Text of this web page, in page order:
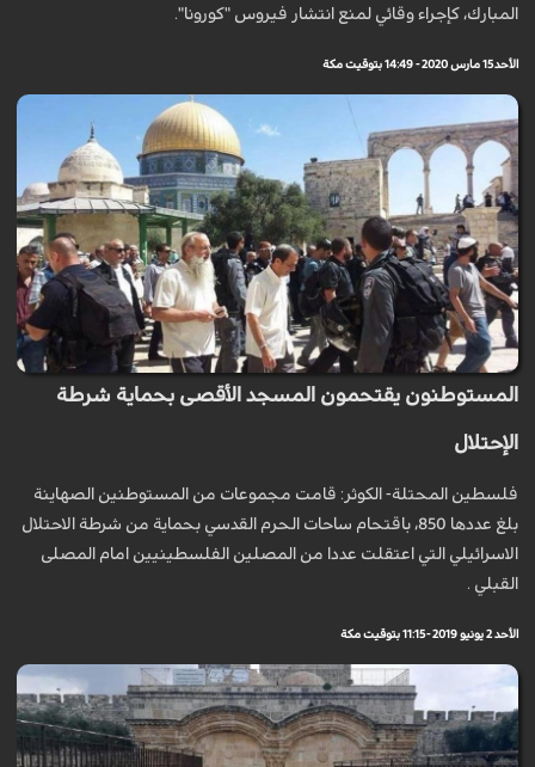
المبارك، كإجراء وقائي لمنع انتشار فيروس "كورونا".
الأحد 15 مارس 2020 - 14:49 بتوقيت مكة
المستوطنون يقتحمون المسجد الأقصى بحماية شرطة
الإحتلال
فلسطين المحتلة- الكوثر: قامت مجموعات من المستوطنين الصهاينة
بلغ عددها 850، باقتحام ساحات الحرم القدسي بحماية من شرطة الاحتلال
الاسرائيلي التي اعتقلت عددا من المصلين الفلسطينيين امام المصلى
القبلي .
الأحد 2 يونيو 2019 - 11:15 بتوقيت مكة